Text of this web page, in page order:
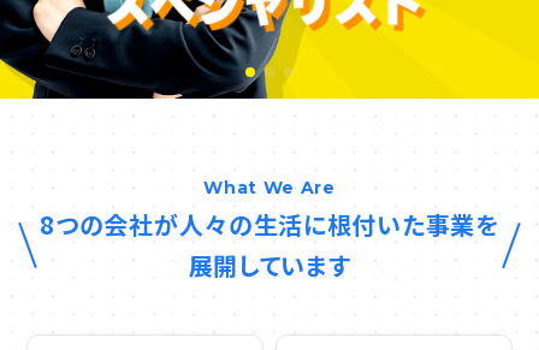
What We Are
8つの会社が人々の生活に根付いた事業を
展開しています